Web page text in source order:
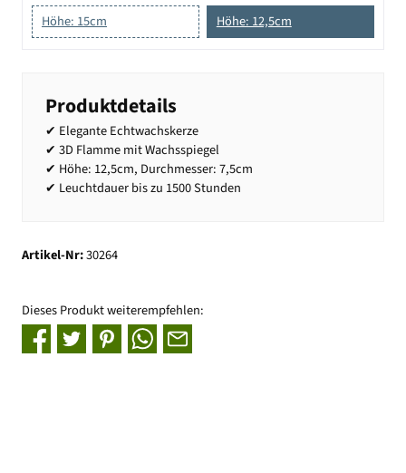
Höhe: 15cm
Höhe: 12,5cm
Produktdetails
✔ Elegante Echtwachskerze
✔ 3D Flamme mit Wachsspiegel
✔ Höhe: 12,5cm, Durchmesser: 7,5cm
✔ Leuchtdauer bis zu 1500 Stunden
Artikel-Nr:30264
Dieses Produkt weiterempfehlen: